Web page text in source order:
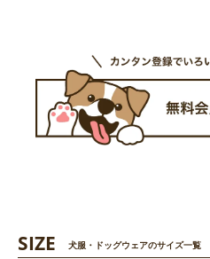
SIZE 犬服・ドッグウェアのサイズ一覧